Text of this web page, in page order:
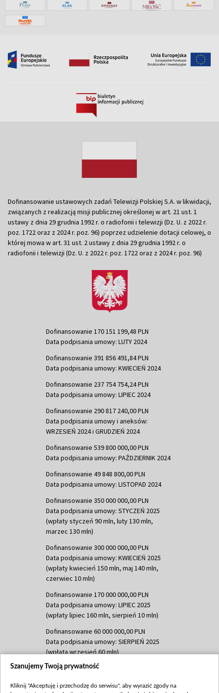
Dofinansowanie ustawowych zadań Telewizji Polskiej S.A. w likwidacji,
związanych z realizacją misji publicznej określonej w art. 21 ust. 1
ustawy z dnia 29 grudnia 1992 r. o radiofonii i telewizji (Dz. U. z 2022 r.
poz. 1722 oraz z 2024 r. poz. 96) poprzez udzielenie dotacji celowej, o
której mowa w art. 31 ust. 2 ustawy z dnia 29 grudnia 1992 r. o
radiofonii i telewizji (Dz. U. z 2022 r. poz. 1722 oraz z 2024 r. poz. 96)
Dofinansowanie 170 151 199,48 PLN
Data podpisania umowy: LUTY 2024
Dofinansowanie 391 856 491,84 PLN
Data podpisania umowy: KWIECIEŃ 2024
Dofinansowanie 237 754 754,24 PLN
Data podpisania umowy: LIPIEC 2024
Dofinansowanie 290 817 240,00 PLN
Data podpisania umowy i aneksów:
WRZESIEŃ 2024 i GRUDZIEŃ 2024
Dofinansowanie 539 800 000,00 PLN
Data podpisania umowy: PAŹDZIERNIK 2024
Dofinansowanie 49 848 800,00 PLN
Data podpisania umowy: LISTOPAD 2024
Dofinansowanie 350 000 000,00 PLN
Data podpisania umowy: STYCZEŃ 2025
(wpłaty styczeń 90 mln, luty 130 mln,
marzec 130 mln)
Dofinansowanie 300 000 000,00 PLN
Data podpisania umowy: KWIECIEŃ 2025
(wpłaty kwiecień 150 mln, maj 140 mln,
czerwiec 10 mln)
Dofinansowanie 170 000 000,00 PLN
Data podpisania umowy: LIPIEC 2025
(wpłaty lipiec 160 mln, sierpień 10 mln)
Dofinansowanie 60 000 000,00 PLN
Data podpisania umowy: SIERPIEŃ 2025
(wpłata wrzesień 60 mln)
Dofinansowanie 635 783 051,21 PLN
(wpłata wrzesień 100 mln, październik 350
Szanujemy Twoją prywatność
Kliknij "Akceptuję i przechodzę do serwisu", aby wyrazić zgody na